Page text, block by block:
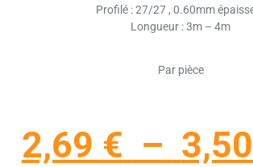
Profilé : 27/27 , 0.60mm
Longueur : 3m – 4m
Par pièce
2,69 € – 3,50